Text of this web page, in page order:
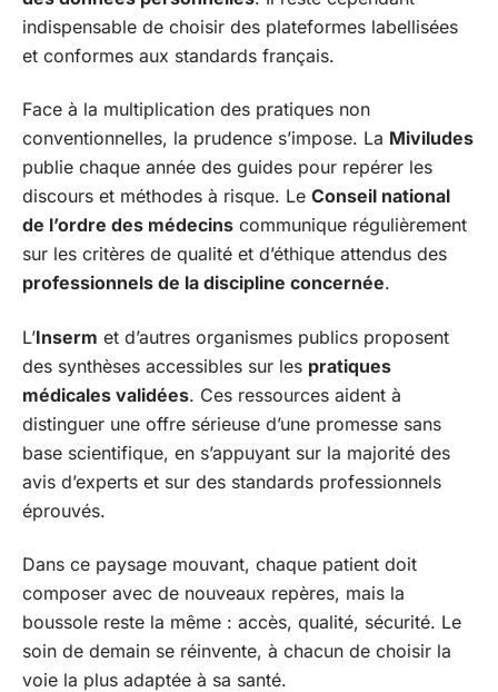
indispensable de choisir des plateformes labellisées
et conformes aux standards français.
Face à la multiplication des pratiques non
conventionnelles, la prudence s’impose. La Miviludes
publie chaque année des guides pour repérer les
discours et méthodes à risque. Le Conseil national
de l’ordre des médecins communique régulièrement
sur les critères de qualité et d’éthique attendus des
professionnels de la discipline concernée.
L’Inserm et d’autres organismes publics proposent
des synthèses accessibles sur les pratiques
médicales validées. Ces ressources aident à
distinguer une offre sérieuse d’une promesse sans
base scientifique, en s’appuyant sur la majorité des
avis d’experts et sur des standards professionnels
éprouvés.
Dans ce paysage mouvant, chaque patient doit
composer avec de nouveaux repères, mais la
boussole reste la même : accès, qualité, sécurité. Le
soin de demain se réinvente, à chacun de choisir la
voie la plus adaptée à sa santé.